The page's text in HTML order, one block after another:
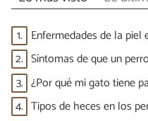
1. Enfermedades de la piel
2. Síntomas de que un
3. ¿Por qué mi gato tiene
4. Tipos de heces en los